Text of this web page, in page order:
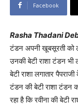
Facebook
Rasha Thadani
टंडन अपनी खूबसूरती को
उनकी बेटी राशा टंडन भी
बेटी राशा लगातार
टंडन की बेटी राशा टंडन
रहा है कि रवीना की बेटी